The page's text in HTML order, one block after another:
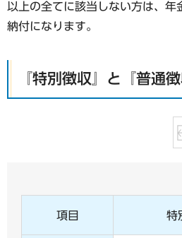
以上の全てに該当しない方は、年
納付になります。
『特別徴収』と『普通
項目 特